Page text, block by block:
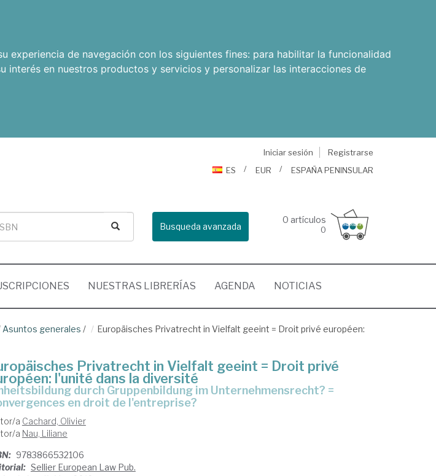
experiencia de navegación con los siguientes fines: para habilitar la funcionalidad
interés en nuestros productos y servicios y personalizar las interacciones de
Iniciar sesión
Registrarse
ES
EUR ESPAÑA PENINSULAR
Busqueda avanzada
0 artículos
0
NUESTRAS LIBRERÍAS AGENDA NOTICIAS
Asuntos generales /
Europäisches Privatrecht in Vielfalt geeint = Droit privé européen:
Privatrecht in Vielfalt geeint = Droit privé
l'unité dans la diversité
en droit de l'entreprise?
a Cachard, Olivier
a Nau, Liliane
9783866532106
Sellier European Law Pub.